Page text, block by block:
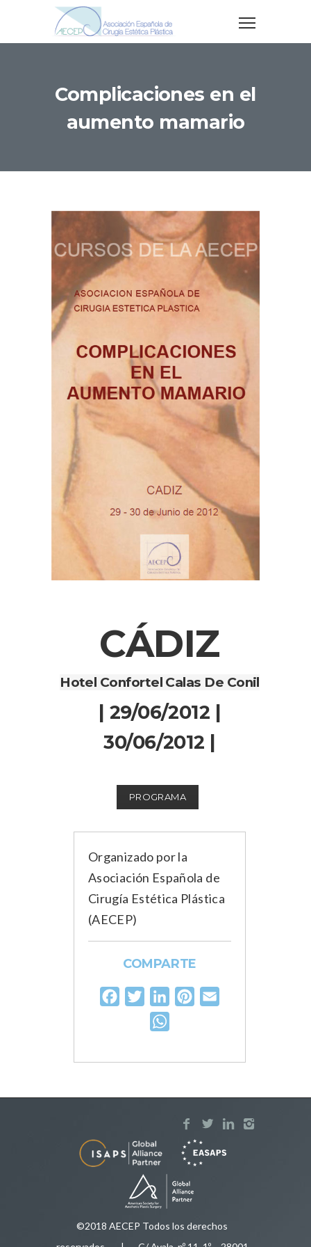
Complicaciones en el
aumento mamario
CÁDIZ
Hotel Confortel Calas De Conil
| 29/06/2012 |
30/06/2012 |
PROGRAMA
Organizado por la
Asociación Española de
Cirugía Estética Plástica
(AECEP)
COMPARTE
FacebookTwitterLinkedInPinterest
©2018 AECEP Todos los derechos